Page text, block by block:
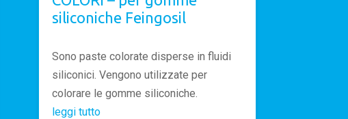
siliconiche Feingosil
Sono paste colorate disperse in fluidi
siliconici. Vengono utilizzate per
colorare le gomme siliconiche.
leggi tutto